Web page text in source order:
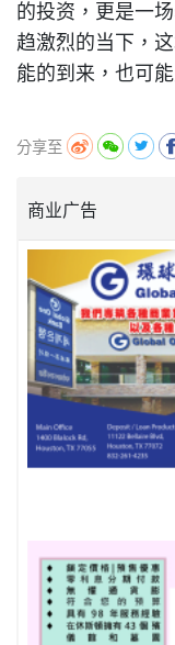
的投资，更是一
趋激烈的当下，
能的到来，也可
分享至
商业广告